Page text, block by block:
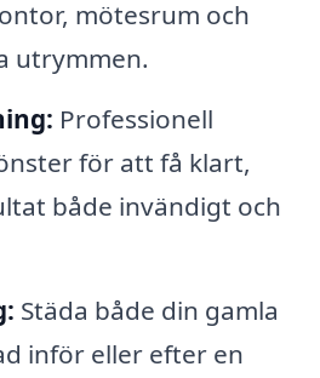
mötesrum och
utrymmen.
Professionell
för att få klart,
både invändigt och
Städa både din gamla
inför eller efter en